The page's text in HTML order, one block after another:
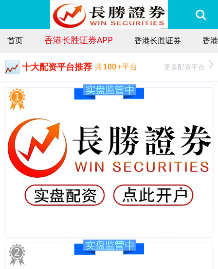
首页 香港长胜证券APP 香港长胜证券 香
十大配资平台推荐 共100+平台 更多配资平台